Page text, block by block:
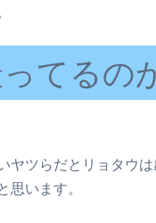
てるの
ヤツらだとリョタウ
思います。